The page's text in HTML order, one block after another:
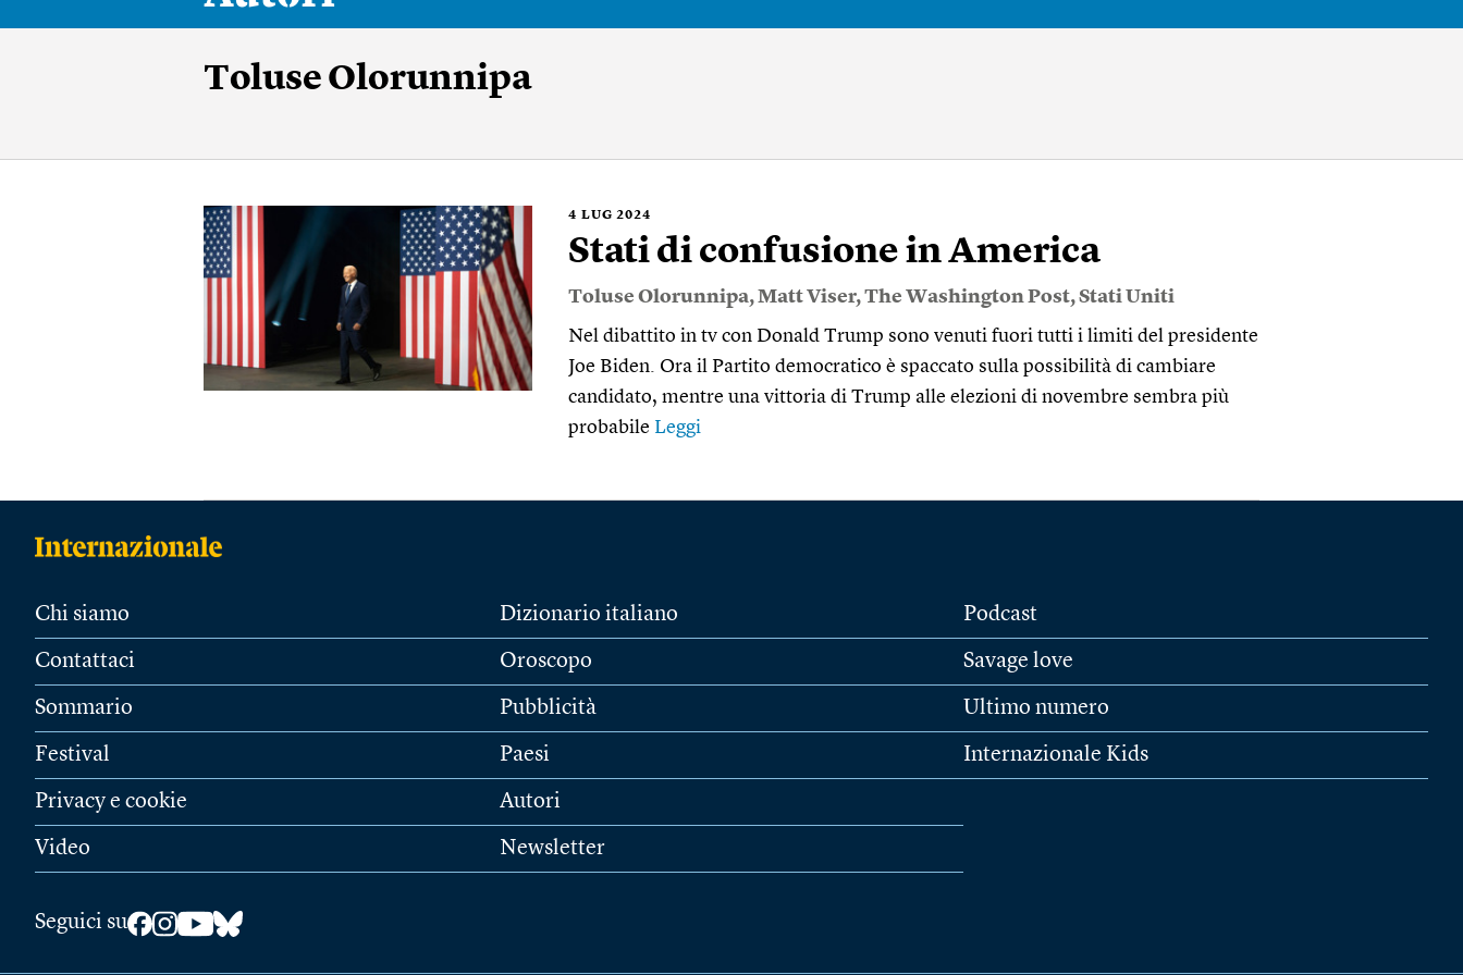
Toluse Olorunnipa
4 LUG 2024
Stati di confusione in America
Toluse Olorunnipa,Matt Viser,The Washington Post,Stati Uniti
Nel dibattito in tv con Donald Trump sono venuti fuori tutti i limiti del presidente
Joe Biden. Ora il Partito democratico è spaccato sulla possibilità di cambiare
candidato, mentre una vittoria di Trump alle elezioni di novembre sembra più
probabile Leggi
Chi siamo
Contattaci
Sommario
Festival
Privacy e cookie
Video
Dizionario italiano
Oroscopo
Pubblicità
Paesi
Autori
Newsletter
Podcast
Savage love
Ultimo numero
Internazionale Kids
Seguici su